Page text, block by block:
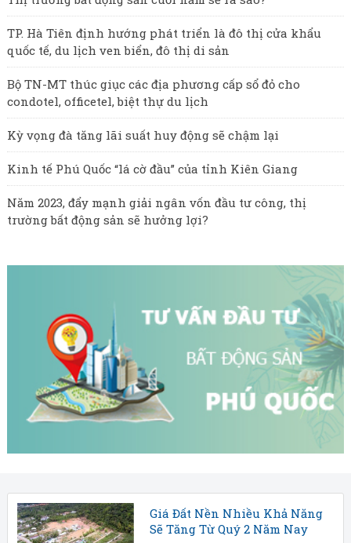
TP. Hà Tiên định hướng phát triển là đô thị cửa khẩu
quốc tế, du lịch ven biển, đô thị di sản
Bộ TN-MT thúc giục các địa phương cấp sổ đỏ cho
condotel, officetel, biệt thự du lịch
Kỳ vọng đà tăng lãi suất huy động sẽ chậm lại
Kinh tế Phú Quốc “lá cờ đầu” của tỉnh Kiên Giang
Năm 2023, đẩy mạnh giải ngân vốn đầu tư công, thị
trường bất động sản sẽ hưởng lợi?
Giá Đất Nền Nhiều Khả Năng
Sẽ Tăng Từ Quý 2 Năm Nay